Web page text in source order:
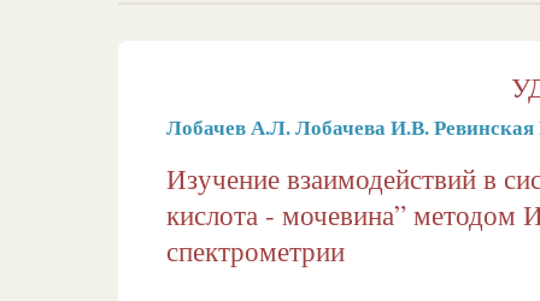
Лобачев А.Л.Лобачева И.В.
Изучение взаимодействий в
кислота - мочевина” методом
спектрометрии